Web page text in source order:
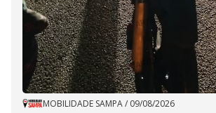
MOBILIDADE SAMPA/ 09/08/2026